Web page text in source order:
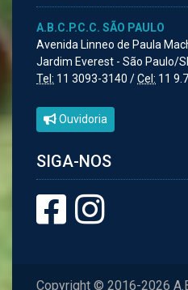
A.B.C.P.C.C. SÃO PAULO
Avenida Linneo de Paula
Jardim Everest - São Paulo/
Tel: 11 3093-3140 /Cel: 11
Ouvidoria
SIGA-NOS
Copyright © 2016-2026